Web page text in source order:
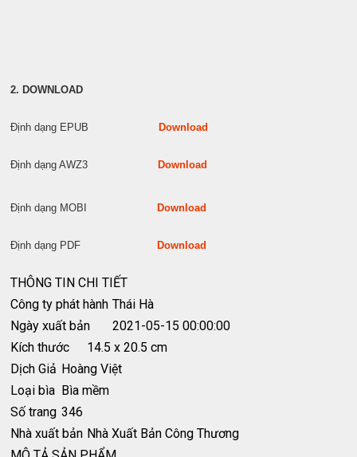
2. DOWNLOAD
Định dạng EPUB Download
Định dạng AWZ3 Download
Định dạng MOBI Download
Định dạng PDF Download
THÔNG TIN CHI TIẾT
Công ty phát hành Thái Hà
Ngày xuất bản
2021-05-15 00:00:00
Kích thước
14.5 x 20.5 cm
Dịch Giả Hoàng Việt
Loại bìa Bìa mềm
Số trang 346
Nhà xuất bản Nhà Xuất Bản Công Thương